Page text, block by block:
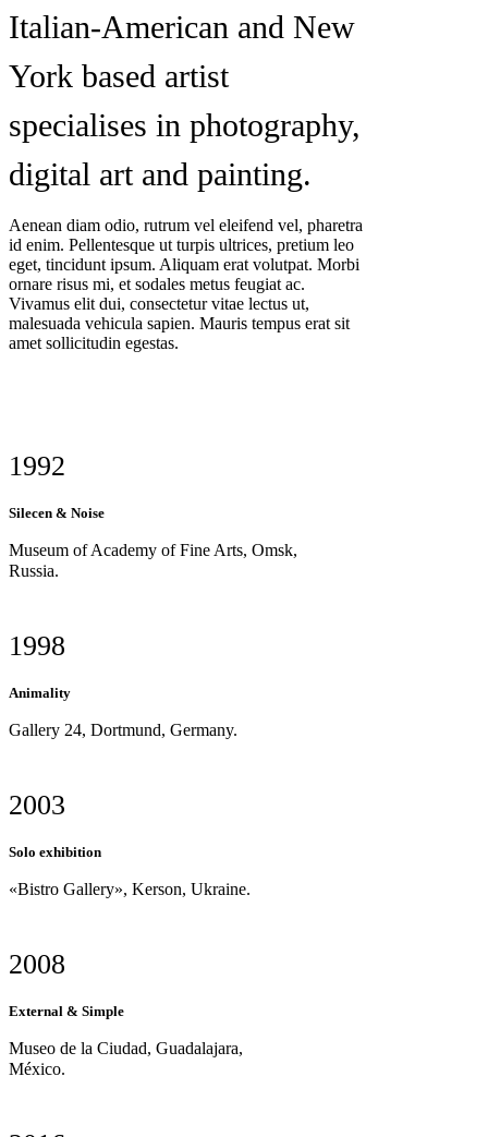
Italian-American and New
York based artist
specialises in photography,
digital art and painting.
Aenean diam odio, rutrum vel eleifend vel, pharetra
id enim. Pellentesque ut turpis ultrices, pretium leo
eget, tincidunt ipsum. Aliquam erat volutpat. Morbi
ornare risus mi, et sodales metus feugiat ac.
Vivamus elit dui, consectetur vitae lectus ut,
malesuada vehicula sapien. Mauris tempus erat sit
amet sollicitudin egestas.
1992
Silecen & Noise
Museum of Academy of Fine Arts, Omsk,
Russia.
1998
Animality
Gallery 24, Dortmund, Germany.
2003
Solo exhibition
«Bistro Gallery», Kerson, Ukraine.
2008
External & Simple
Museo de la Ciudad, Guadalajara,
México.